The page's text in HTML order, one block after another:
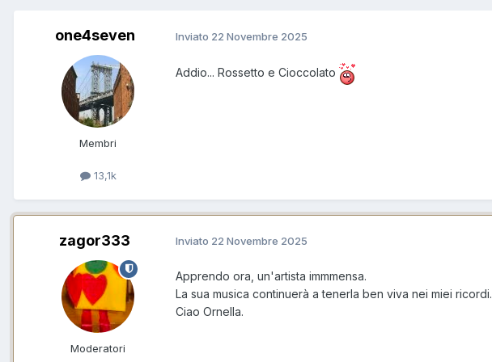
one4seven
Membri
13,1k
Inviato 22 Novembre 2025
Addio... Rossetto e Cioccolato
zagor333
Moderatori
Inviato 22 Novembre 2025
Apprendo ora, un'artista immmensa.
La sua musica continuerà a tenerla ben viva nei miei ricordi.
Ciao Ornella.